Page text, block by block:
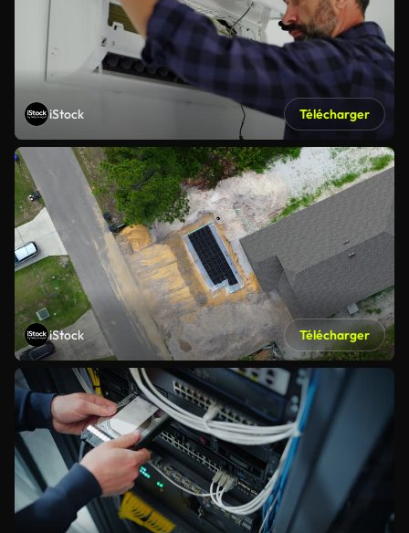
iStock Télécharger
iStock Télécharger